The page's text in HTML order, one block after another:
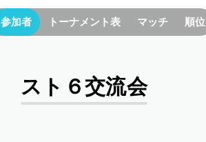
スト６交流会
参加者 トーナメント表 マッチ 順位